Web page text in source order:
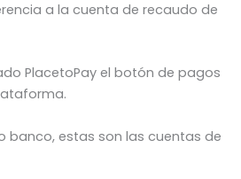
a la cuenta de recaudo de
PlacetoPay el botón de pagos
banco, estas son las cuentas de